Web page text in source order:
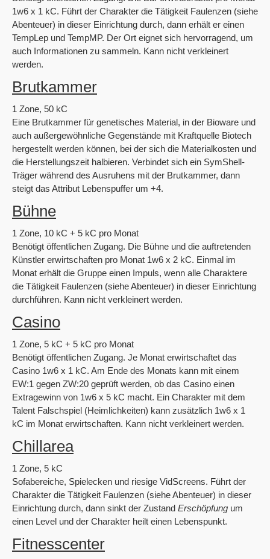
1w6 x 1 kC. Führt der Charakter die Tätigkeit Faulenzen (siehe
Abenteuer) in dieser Einrichtung durch, dann erhält er einen
TempLep und TempMP. Der Ort eignet sich hervorragend, um
auch Informationen zu sammeln. Kann nicht verkleinert
werden.
Brutkammer
1 Zone, 50 kC
Eine Brutkammer für genetisches Material, in der Bioware und
auch außergewöhnliche Gegenstände mit Kraftquelle Biotech
hergestellt werden können, bei der sich die Materialkosten und
die Herstellungszeit halbieren. Verbindet sich ein SymShell-
Träger während des Ausruhens mit der Brutkammer, dann
steigt das Attribut Lebenspuffer um +4.
Bühne
1 Zone, 10 kC + 5 kC pro Monat
Benötigt öffentlichen Zugang. Die Bühne und die auftretenden
Künstler erwirtschaften pro Monat 1w6 x 2 kC. Einmal im
Monat erhält die Gruppe einen Impuls, wenn alle Charaktere
die Tätigkeit Faulenzen (siehe Abenteuer) in dieser Einrichtung
durchführen. Kann nicht verkleinert werden.
Casino
1 Zone, 5 kC + 5 kC pro Monat
Benötigt öffentlichen Zugang. Je Monat erwirtschaftet das
Casino 1w6 x 1 kC. Am Ende des Monats kann mit einem
EW:1 gegen ZW:20 geprüft werden, ob das Casino einen
Extragewinn von 1w6 x 5 kC macht. Ein Charakter mit dem
Talent Falschspiel (Heimlichkeiten) kann zusätzlich 1w6 x 1
kC im Monat erwirtschaften. Kann nicht verkleinert werden.
Chillarea
1 Zone, 5 kC
Sofabereiche, Spielecken und riesige VidScreens. Führt der
Charakter die Tätigkeit Faulenzen (siehe Abenteuer) in dieser
Einrichtung durch, dann sinkt der Zustand Erschöpfung um
einen Level und der Charakter heilt einen Lebenspunkt.
Fitnesscenter